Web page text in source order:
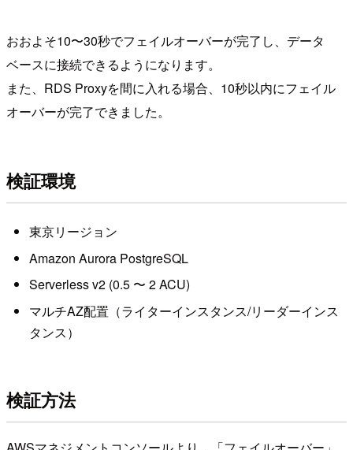
おおよそ10〜30秒でフェイルオーバーが完了し、データ
ベースに接続できるようになります。
また、RDS Proxyを間に入れる場合、10秒以内にフェイル
オーバーが完了できました。
検証環境
東京リージョン
Amazon Aurora PostgreSQL
Serverless v2 (0.5 〜 2 ACU)
マルチAZ配置（ライターインスタンス/リーダーインス
タンス）
検証方法